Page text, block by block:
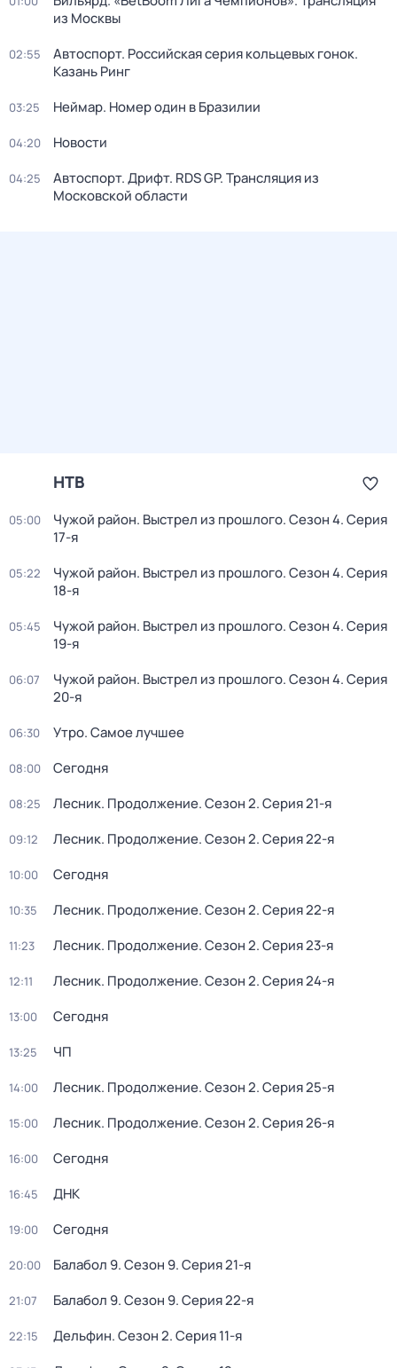
из Москвы
02:55
Автоспорт. Российская серия кольцевых гонок.
Казань Ринг
03:25 Неймар. Номер один в Бразилии
04:20 Новости
04:25
Автоспорт. Дрифт. RDS GP. Трансляция из
Московской области
НТВ
05:00 Чужой район. Выстрел из прошлого. Сезон 4. Серия
17-я
05:22 Чужой район. Выстрел из прошлого. Сезон 4. Серия
18-я
05:45 Чужой район. Выстрел из прошлого. Сезон 4. Серия
19-я
06:07 Чужой район. Выстрел из прошлого. Сезон 4. Серия
20-я
06:30 Утро. Самое лучшее
08:00 Сегодня
08:25 Лесник. Продолжение. Сезон 2. Серия 21-я
09:12 Лесник. Продолжение. Сезон 2. Серия 22-я
10:00 Сегодня
10:35 Лесник. Продолжение. Сезон 2. Серия 22-я
11:23 Лесник. Продолжение. Сезон 2. Серия 23-я
12:11 Лесник. Продолжение. Сезон 2. Серия 24-я
13:00 Сегодня
13:25 ЧП
14:00 Лесник. Продолжение. Сезон 2. Серия 25-я
15:00 Лесник. Продолжение. Сезон 2. Серия 26-я
16:00 Сегодня
16:45 ДНК
19:00 Сегодня
20:00 Балабол 9. Сезон 9. Серия 21-я
21:07 Балабол 9. Сезон 9. Серия 22-я
22:15 Дельфин. Сезон 2. Серия 11-я